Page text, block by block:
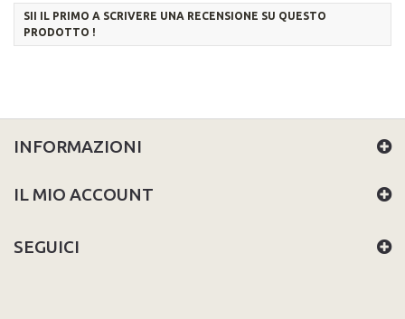
SII IL PRIMO A SCRIVERE UNA RECENSIONE SU QUESTO
PRODOTTO !
INFORMAZIONI
IL MIO ACCOUNT
SEGUICI